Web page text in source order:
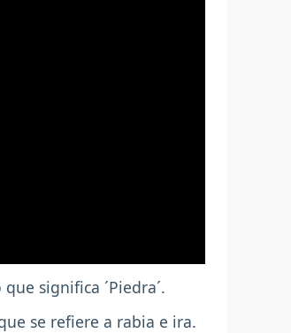
significa ´Piedra´.
se refiere a rabia e ira.